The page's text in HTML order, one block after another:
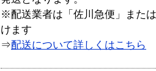
※配送業者は「佐川急便」また
けます
⇒配送について詳しくはこちら